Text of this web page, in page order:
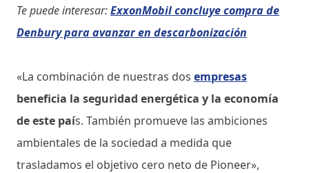
Te puede interesar:ExxonMobil concluye compra de
Denbury para avanzar en descarbonización
«La combinación de nuestras dos empresas
beneficia la seguridad energética y la economía
de este país. También promueve las ambiciones
ambientales de la sociedad a medida que
trasladamos el objetivo cero neto de Pioneer»,